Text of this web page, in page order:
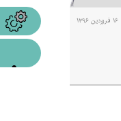
۱۶ فروردین ۱۳۹۶